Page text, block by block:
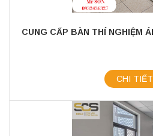
CHI TIẾT